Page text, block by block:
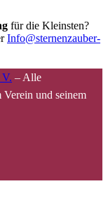
für die Kleinsten?
Info@sternenzauber-
– Alle
und seinem